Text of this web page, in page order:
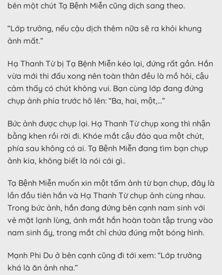
bên một chút Tạ Bệnh Miễn cũng dịch sang theo.
“Lớp trưởng, nếu cậu dịch thêm nữa sẽ ra khỏi khung
ảnh mất.”
Hạ Thanh Từ bị Tạ Bệnh Miễn kéo lại, đứng rất gần. Hắn
vừa mới thi đấu xong nên toàn thân đều là mồ hôi, cậu
cảm thấy có chút không vui. Bạn cùng lớp đang đứng
chụp ảnh phía trước hô lên: “Ba, hai, một,…”
Bức ảnh được chụp lại. Hạ Thanh Từ chụp xong thì nhận
bằng khen rồi rời đi. Khóe mắt cậu đảo qua một chút,
phía sau không có ai. Tạ Bệnh Miễn đang tìm bạn chụp
ảnh kia, không biết là nói cái gì..
Tạ Bệnh Miễn muốn xin một tấm ảnh từ bạn chụp, đây là
lần đầu tiên hắn và Hạ Thanh Từ chụp ảnh cùng nhau.
Trong bức ảnh, hắn đang đứng bên cạnh nam sinh với
vẻ mặt lạnh lùng, ánh mắt hắn hoàn toàn tập trung vào
nam sinh ấy, trong mắt chỉ chứa đúng một bóng hình.
Mạnh Phi Du ở bên cạnh cũng đi tới xem: “Lớp trưởng
khá là ăn ảnh nha.”